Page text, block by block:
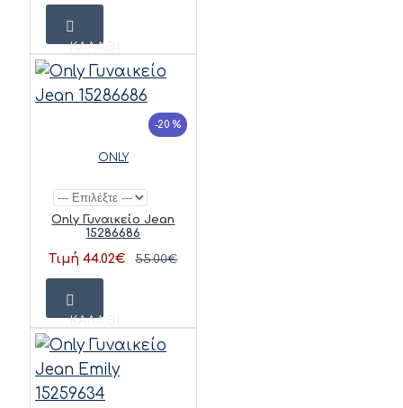
ΚΑΛΆΘΙ
-20 %
ONLY
Only Γυναικείο Jean
15286686
Τιμή 44.02€ 55.00€
ΚΑΛΆΘΙ